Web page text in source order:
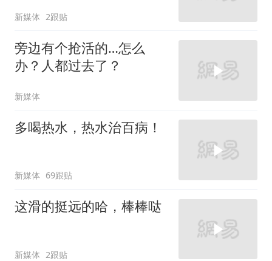
新媒体 2跟贴
旁边有个抢活的…怎么
办？人都过去了？
新媒体
多喝热水，热水治百病！
新媒体 69跟贴
这滑的挺远的哈，棒棒哒
新媒体 2跟贴